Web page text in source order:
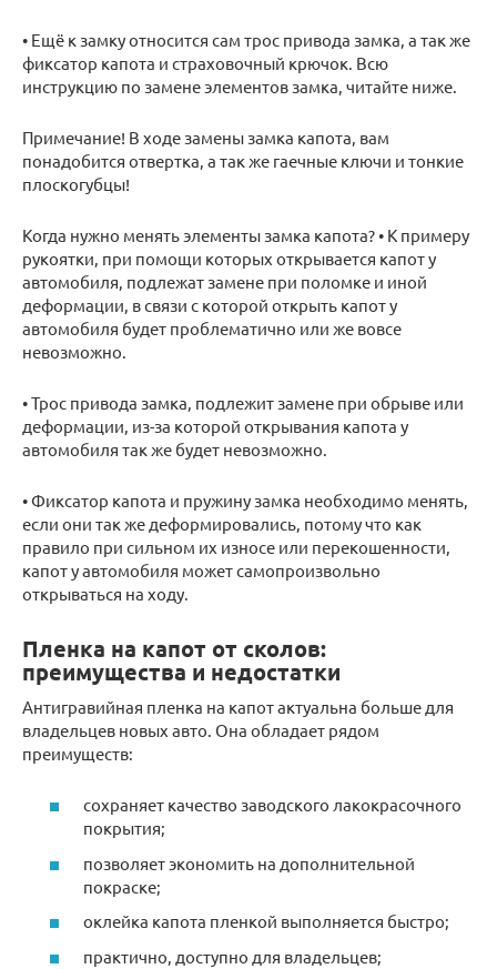
• Ещё к замку относится сам трос привода замка, а так же
фиксатор капота и страховочный крючок. Всю
инструкцию по замене элементов замка, читайте ниже.
Примечание! В ходе замены замка капота, вам
понадобится отвертка, а так же гаечные ключи и тонкие
плоскогубцы!
Когда нужно менять элементы замка капота? • К примеру
рукоятки, при помощи которых открывается капот у
автомобиля, подлежат замене при поломке и иной
деформации, в связи с которой открыть капот у
автомобиля будет проблематично или же вовсе
невозможно.
• Трос привода замка, подлежит замене при обрыве или
деформации, из-за которой открывания капота у
автомобиля так же будет невозможно.
• Фиксатор капота и пружину замка необходимо менять,
если они так же деформировались, потому что как
правило при сильном их износе или перекошенности,
капот у автомобиля может самопроизвольно
открываться на ходу.
Пленка на капот от сколов:
преимущества и недостатки
Антигравийная пленка на капот актуальна больше для
владельцев новых авто. Она обладает рядом
преимуществ:
сохраняет качество заводского лакокрасочного
покрытия;
позволяет экономить на дополнительной
покраске;
оклейка капота пленкой выполняется быстро;
практично, доступно для владельцев;